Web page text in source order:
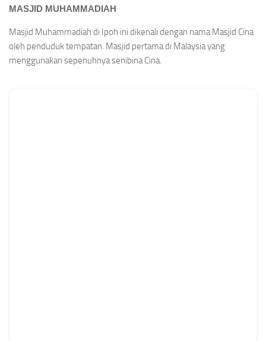
MASJID MUHAMMADIAH
Masjid Muhammadiah di Ipoh ini dikenali dengan nama Masjid Cina
oleh penduduk tempatan. Masjid pertama di Malaysia yang
menggunakan sepenuhnya senibina Cina.